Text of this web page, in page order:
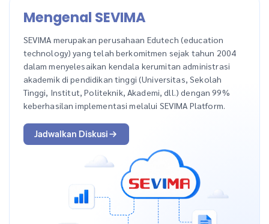
Mengenal SEVIMA
SEVIMA merupakan perusahaan Edutech (education
technology) yang telah berkomitmen sejak tahun 2004
dalam menyelesaikan kendala kerumitan administrasi
akademik di pendidikan tinggi (Universitas, Sekolah
Tinggi, Institut, Politeknik, Akademi, dll.) dengan 99%
keberhasilan implementasi melalui SEVIMA Platform.
Jadwalkan Diskusi